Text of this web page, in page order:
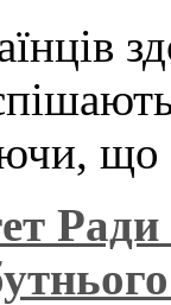
що
Ради